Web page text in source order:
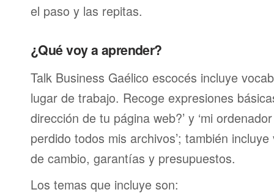
el paso y las repitas.
¿Qué voy a aprender?
Talk Business Gaélico escocés incluye
lugar de trabajo. Recoge expresiones
dirección de tu página web?’ y ‘mi
perdido todos mis archivos’; también
de cambio, garantías y presupuestos.
Los temas que incluye son: